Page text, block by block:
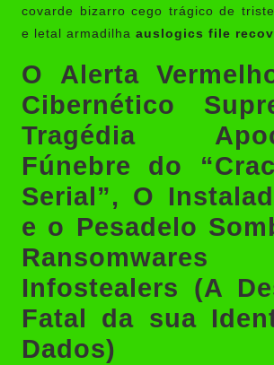
covarde bizarro cego trágico de
e letal armadilha auslogics file
O Alerta
Cibernético
Tragédia
Fúnebre do
Serial”, O
e o Pesadelo
Infostealers (A
Fatal da sua
Dados)